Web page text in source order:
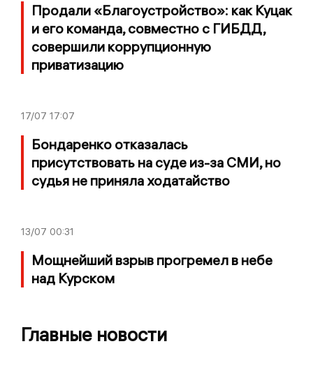
Продали «Благоустройство»: как Куцак
и его команда, совместно с ГИБДД,
совершили коррупционную
приватизацию
17/07 17:07
Бондаренко отказалась
присутствовать на суде из-за СМИ, но
судья не приняла ходатайство
13/07 00:31
Мощнейший взрыв прогремел в небе
над Курском
Главные новости